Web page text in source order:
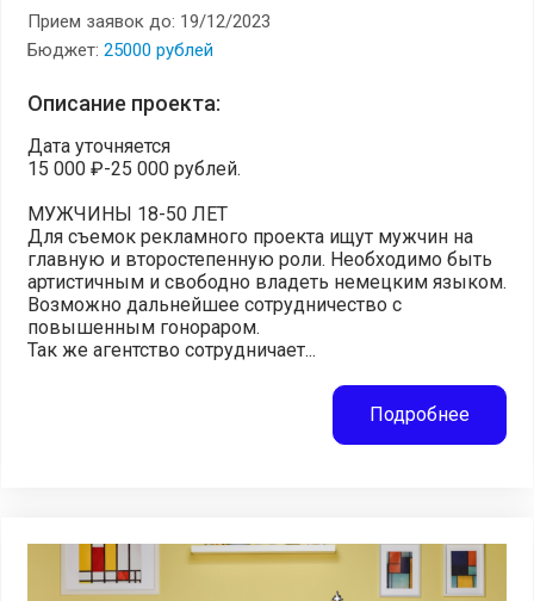
Прием заявок до: 19/12/2023
Бюджет: 25000 рублей
Описание проекта:
Дата уточняется
15 000 ₽-25 000 рублей.
МУЖЧИНЫ 18-50 ЛЕТ
Для съемок рекламного проекта ищут мужчин на
главную и второстепенную роли. Необходимо быть
артистичным и свободно владеть немецким языком.
Возможно дальнейшее сотрудничество с
повышенным гонораром.
Так же агентство сотрудничает...
Подробнее